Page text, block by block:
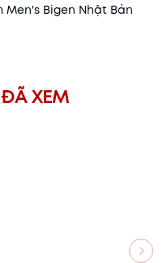
Thuốc Nhuộm Tóc Nam Men's Bigen Nhật Bản
XEM